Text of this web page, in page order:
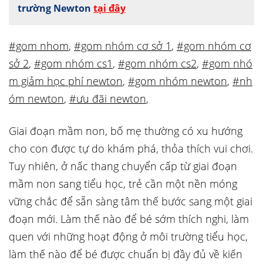
trường Newton tại đây
#gom nhom, #gom nhóm cơ sở 1 , #gom nhóm cơ
sở 2, #gom nhóm cs1 , #gom nhóm cs2, #gom nhó
m giảm học phí newton, #gom nhóm newton, #nh
óm newton, #ưu đãi newton,
Giai đoạn mầm non, bố mẹ thường có xu hướng
cho con được tự do khám phá, thỏa thích vui chơi.
Tuy nhiên, ở nấc thang chuyển cấp từ giai đoạn
mầm non sang tiểu học, trẻ cần một nền móng
vững chắc để sẵn sàng tâm thế bước sang một giai
đoạn mới. Làm thế nào để bé sớm thích nghi, làm
quen với những hoạt động ở môi trường tiểu học,
làm thế nào để bé được chuẩn bị đầy đủ về kiến